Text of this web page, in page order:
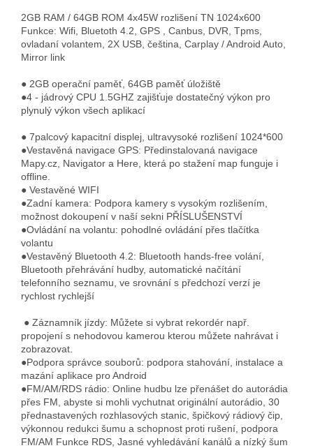
2GB RAM / 64GB ROM 4x45W rozlišení TN 1024x600
Funkce: Wifi, Bluetoth 4.2, GPS , Canbus, DVR, Tpms,
ovladaní volantem, 2X USB, čeština, Carplay / Android Auto,
Mirror link
● 2GB operační paměť, 64GB paměť úložiště
●4 - jádrový CPU 1.5GHZ zajišťuje dostatečný výkon pro
plynulý výkon všech aplikací
● 7palcový kapacitní displej, ultravysoké rozlišení 1024*600
●Vestavěná navigace GPS: Předinstalovaná navigace
Mapy.cz, Navigator a Here, která po stažení map funguje i
offline.
● Vestavěné WIFI
●Zadní kamera: Podpora kamery s vysokým rozlišením,
možnost dokoupení v naší sekni PŘÍSLUŠENSTVÍ
●Ovládání na volantu: pohodlné ovládání přes tlačítka
volantu
●Vestavěný Bluetooth 4.2: Bluetooth hands-free volání,
Bluetooth přehrávání hudby, automatické načítání
telefonního seznamu, ve srovnání s předchozí verzí je
rychlost rychlejší
● Záznamník jízdy: Můžete si vybrat rekordér např.
propojení s nehodovou kamerou kterou můžete nahrávat i
zobrazovat.
●Podpora správce souborů: podpora stahování, instalace a
mazání aplikace pro Android
●FM/AM/RDS rádio: Online hudbu lze přenášet do autorádia
přes FM, abyste si mohli vychutnat originální autorádio, 30
přednastavených rozhlasových stanic, špičkový rádiový čip,
výkonnou redukci šumu a schopnost proti rušení, podpora
FM/AM Funkce RDS, Jasné vyhledávání kanálů a nízký šum